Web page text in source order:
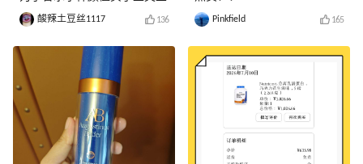
酸辣土豆丝1117 136 Pinkfield 165